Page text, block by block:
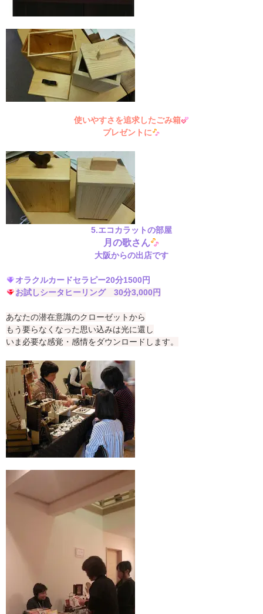
使いやすさを追求したごみ箱
プレゼントに
5.エコカラットの部屋
月の歌さん
大阪からの出店です
オラクルカードセラピー20分1500円
お試しシータヒーリング 30分3,000円
あなたの潜在意識のクローゼットから
もう要らなくなった思い込みは光に還し
いま必要な感覚・感情をダウンロードします。